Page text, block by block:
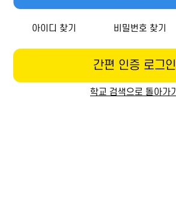
아이디 찾기 비밀번호 찾기
간편 인증 로그인
학교 검색으로 돌아가기